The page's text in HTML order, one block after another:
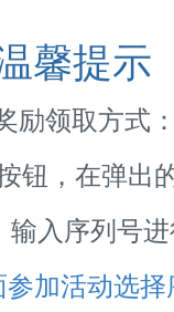
馨提示
领取方式
钮，在弹出
输入序列号
加活动选